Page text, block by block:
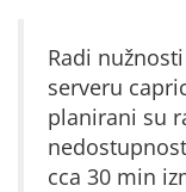
Radi
serveru
planirani su
cca 30 min